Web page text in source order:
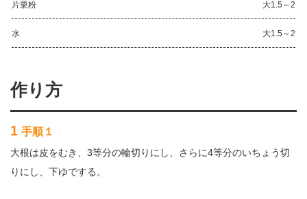
片栗粉 大1.5～2
水 大1.5～2
作り方
1 手順１
大根は皮をむき、3等分の輪切りにし、さらに4等分のいちょう切
りにし、下ゆでする。